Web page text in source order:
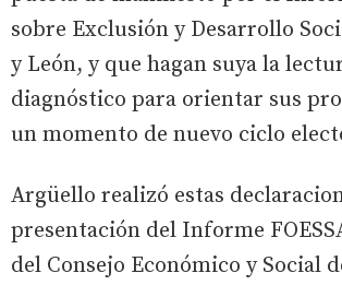
sobre Exclusión y Desarrollo
y León, y que hagan suya la
diagnóstico para orientar sus
un momento de nuevo ciclo
Argüello realizó estas
presentación del Informe
del Consejo Económico y Social